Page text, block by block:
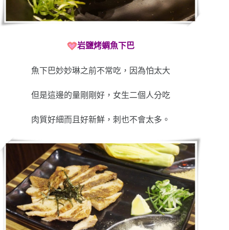
岩鹽烤蜩魚下巴
魚下巴妙妙琳之前不常吃，因為怕太大
但是這邊的量剛剛好，女生二個人分吃
肉質好細而且好新鮮，刺也不會太多。